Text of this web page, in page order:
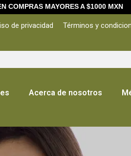
COMPRAS MAYORES A $1000 MXN
de privacidad Términos y
Acerca de nosotros